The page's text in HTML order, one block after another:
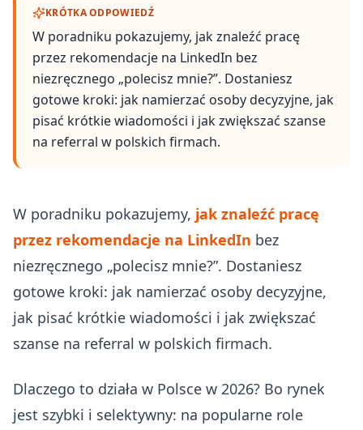
KRÓTKA ODPOWIEDŹ
W poradniku pokazujemy, jak znaleźć pracę
przez rekomendacje na LinkedIn bez
niezręcznego „polecisz mnie?”. Dostaniesz
gotowe kroki: jak namierzać osoby decyzyjne, jak
pisać krótkie wiadomości i jak zwiększać szanse
na referral w polskich firmach.
W poradniku pokazujemy, jak znaleźć pracę
przez rekomendacje na LinkedIn bez
niezręcznego „polecisz mnie?”. Dostaniesz
gotowe kroki: jak namierzać osoby decyzyjne,
jak pisać krótkie wiadomości i jak zwiększać
szanse na referral w polskich firmach.
Dlaczego to działa w Polsce w 2026? Bo rynek
jest szybki i selektywny: na popularne role